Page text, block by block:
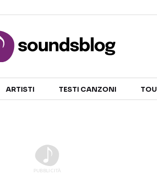
TALENT SHOW
ARTISTI TESTI CANZONI